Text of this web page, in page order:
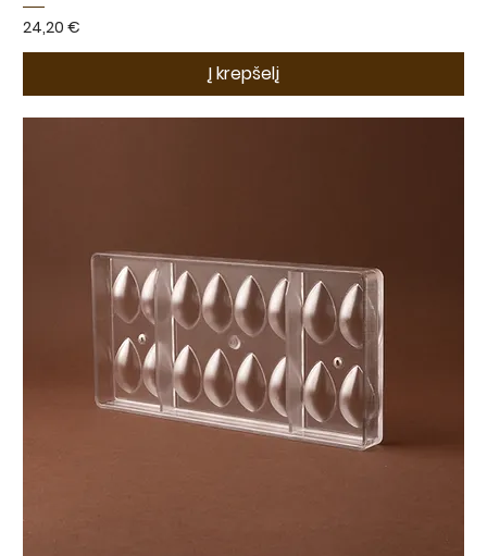
Kaina
24,20 €
Į krepšelį